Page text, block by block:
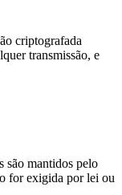
criptografada
transmissão, e
são mantidos pelo
for exigida por lei ou